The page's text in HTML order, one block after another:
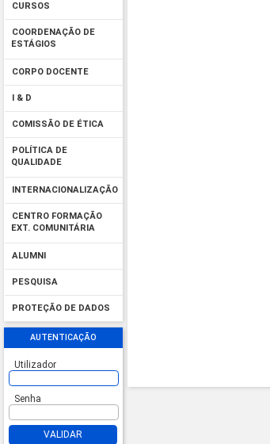
CURSOS
COORDENAÇÃO DE
ESTÁGIOS
CORPO DOCENTE
I & D
COMISSÃO DE ÉTICA
POLÍTICA DE
QUALIDADE
INTERNACIONALIZAÇÃO
CENTRO FORMAÇÃO
EXT. COMUNITÁRIA
ALUMNI
PESQUISA
PROTEÇÃO DE DADOS
AUTENTICAÇÃO
Utilizador
Senha
VALIDAR